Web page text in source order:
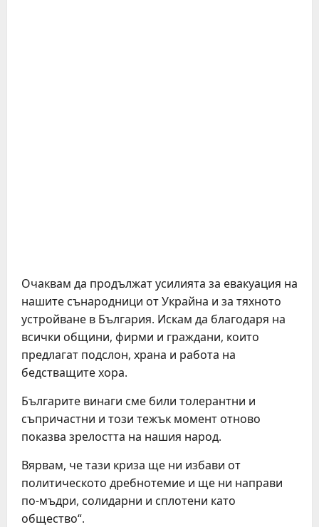
Очаквам да продължат усилията за евакуация на
нашите сънародници от Украйна и за тяхното
устройване в България. Искам да благодаря на
всички общини, фирми и граждани, които
предлагат подслон, храна и работа на
бедстващите хора.
Българите винаги сме били толерантни и
съпричастни и този тежък момент отново
показва зрелостта на нашия народ.
Вярвам, че тази криза ще ни избави от
политическото дребнотемие и ще ни направи
по-мъдри, солидарни и сплотени като
общество“.